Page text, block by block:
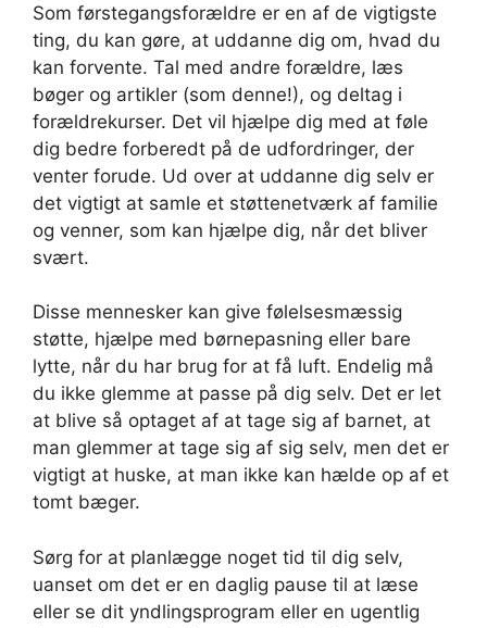
Som førstegangsforældre er en af de vigtigste
ting, du kan gøre, at uddanne dig om, hvad du
kan forvente. Tal med andre forældre, læs
bøger og artikler (som denne!), og deltag i
forældrekurser. Det vil hjælpe dig med at føle
dig bedre forberedt på de udfordringer, der
venter forude. Ud over at uddanne dig selv er
det vigtigt at samle et støttenetværk af familie
og venner, som kan hjælpe dig, når det bliver
svært.
Disse mennesker kan give følelsesmæssig
støtte, hjælpe med børnepasning eller bare
lytte, når du har brug for at få luft. Endelig må
du ikke glemme at passe på dig selv. Det er let
at blive så optaget af at tage sig af barnet, at
man glemmer at tage sig af sig selv, men det er
vigtigt at huske, at man ikke kan hælde op af et
tomt bæger.
Sørg for at planlægge noget tid til dig selv,
uanset om det er en daglig pause til at læse
eller se dit yndlingsprogram eller en ugentlig